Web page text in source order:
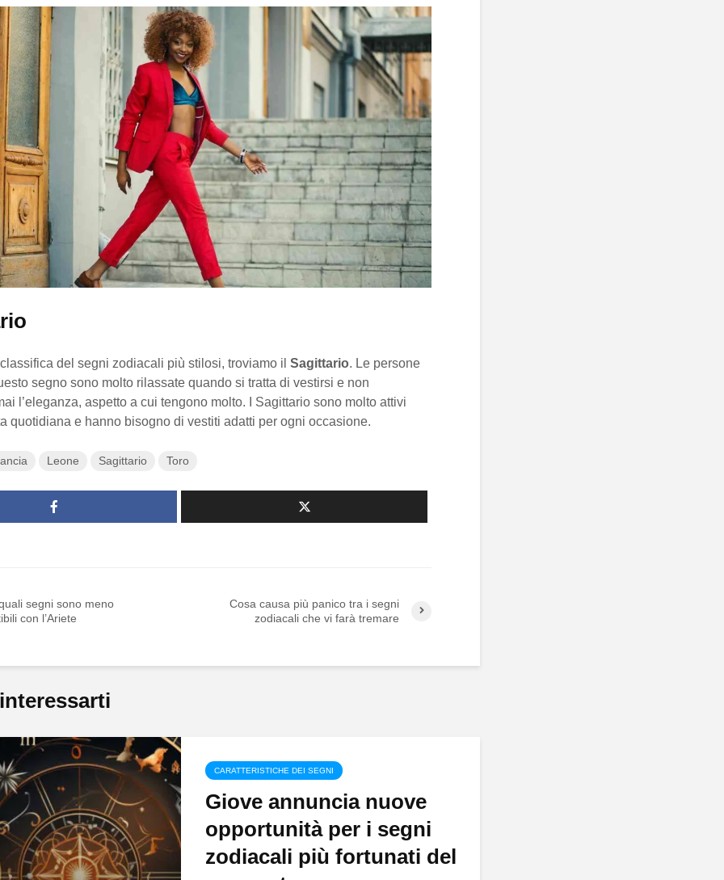
del segni zodiacali più stilosi, troviamo il Sagittario. Le persone
segno sono molto rilassate quando si tratta di vestirsi e non
l’eleganza, aspetto a cui tengono molto. I Sagittario sono molto attivi
quotidiana e hanno bisogno di vestiti adatti per ogni occasione.
Leone Sagittario Toro
segni sono meno
con l’Ariete
Cosa causa più panico tra i segni
zodiacali che vi farà tremare
CARATTERISTICHE DEI SEGNI
Giove annuncia nuove
opportunità per i segni
zodiacali più fortunati del